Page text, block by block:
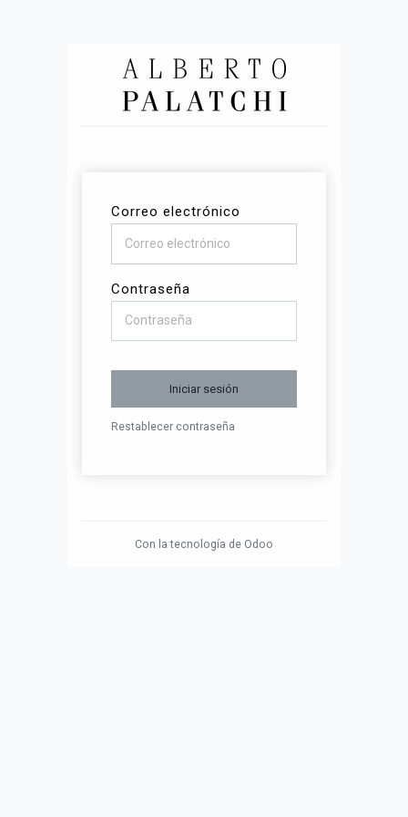
Correo electrónico
Contraseña
Iniciar sesión
Restablecer contraseña
Con la tecnología de Odoo